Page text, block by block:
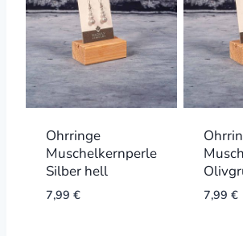
Ohrringe
Muschelkernperle
Silber hell
7,99 € 7,99 €